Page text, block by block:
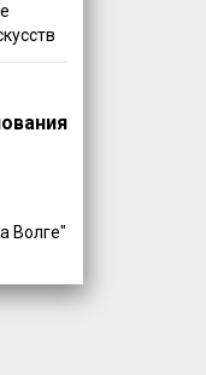
Волге"